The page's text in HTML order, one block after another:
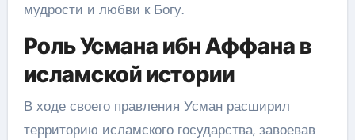
мудрости и любви к Богу.
Роль Усмана ибн Аффана в
исламской истории
В ходе своего правления Усман расширил
территорию исламского государства, завоевав